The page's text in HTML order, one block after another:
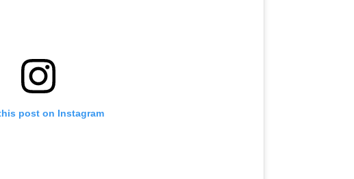
post on Instagram